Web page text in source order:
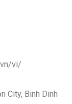
vi/
City, Binh Dinh